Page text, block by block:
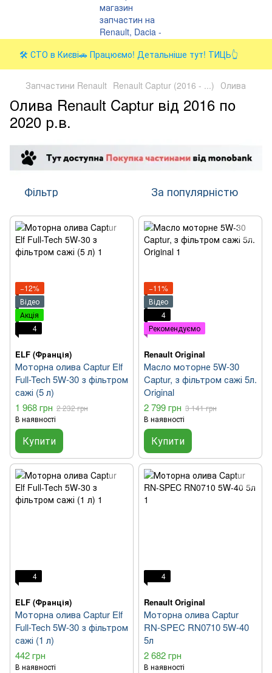
🛠️ СТО в Києві🚗 Працюємо! Детальніше тут! ТИЦЬ👆
Запчастини Renault Renault Captur (2016 - ...) Олива
Олива Renault Captur від 2016 по
2020 р.в.
Фільтр За популярністю
−12%
Відео
Акція
4
ELF (Франція)
Моторна олива Captur Elf
Full-Tech 5W-30 з фільтром
сажі (5 л)
1 968 грн 2 232 грн
В наявності
Купити
−11%
Відео
4
Рекомендуємо
Renault Original
Масло моторне 5W-30
Captur, з фільтром сажі 5л.
Original
2 799 грн 3 141 грн
В наявності
Купити
4
ELF (Франція)
Моторна олива Captur Elf
Full-Tech 5W-30 з фільтром
сажі (1 л)
442 грн
В наявності
4
Renault Original
Моторна олива Captur
RN-SPEC RN0710 5W-40
5л
2 682 грн
В наявності